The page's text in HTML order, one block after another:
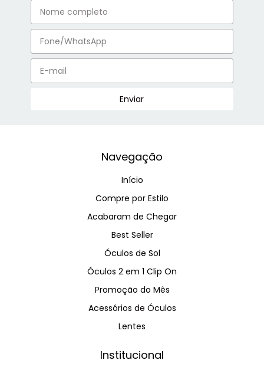
Navegação
Início
Compre por Estilo
Acabaram de Chegar
Best Seller
Óculos de Sol
Óculos 2 em 1 Clip On
Promoção do Mês
Acessórios de Óculos
Lentes
Institucional